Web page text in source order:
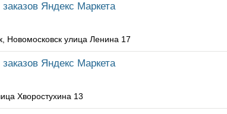
Яндекс Маркета
Новомосковск улица Ленина 17
Яндекс Маркета
Хворостухина 13